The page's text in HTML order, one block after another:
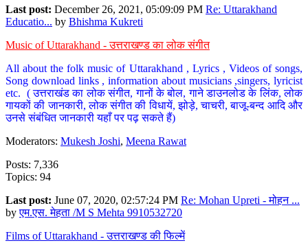
Last post: December 26, 2021, 05:09:09 PM Re: Uttarakhand
Educatio... by Bhishma Kukreti
Music of Uttarakhand - उत्तराखण्ड का लोक संगीत
All about the folk music of Uttarakhand , Lyrics , Videos of songs,
Song download links , information about musicians ,singers, lyricist
etc. ( उत्तराखंड का लोक संगीत, गानों के बोल, गाने डाउनलोड के लिंक, लोक
गायकों की जानकारी, लोक संगीत की विधायें, झोड़े, चाचरी, बाजू-बन्द आदि और
उनसे संबंधित जानकारी यहाँ पर पढ़ सकते हैं)
Moderators: Mukesh Joshi, Meena Rawat
Posts: 7,336
Topics: 94
Last post: June 07, 2020, 02:57:24 PM Re: Mohan Upreti - मोहन ...
byएम.एस. मेहता /M S Mehta 9910532720
Films of Uttarakhand - उत्तराखण्ड की फिल्में